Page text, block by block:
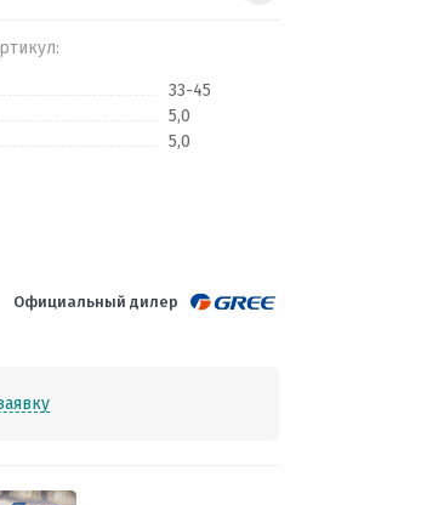
33-45
5,0
5,0
Официальный дилер